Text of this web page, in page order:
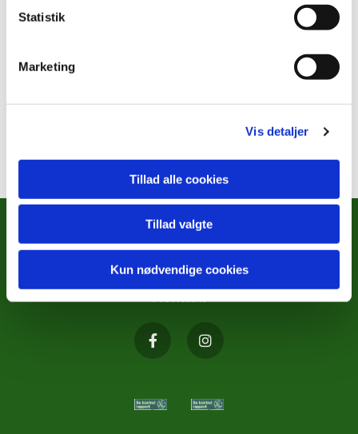
Statistik
Marketing
Vis detaljer
Tillad alle cookies
Tillad valgte
Kun nødvendige cookies
METODISTKIRKENS SOCIALE
ARBEJDE
Kontakt